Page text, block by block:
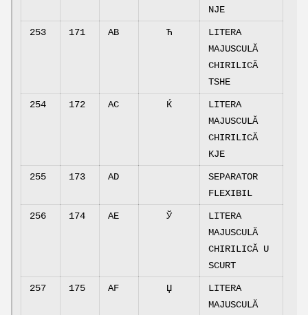
NJE
253 171 AB Ћ
LITERA
MAJUSCULĂ
CHIRILICĂ
TSHE
254 172 AC Ќ
LITERA
MAJUSCULĂ
CHIRILICĂ
KJE
255 173 AD
SEPARATOR
FLEXIBIL
256 174 AE Ў
LITERA
MAJUSCULĂ
CHIRILICĂ U
SCURT
257 175 AF Џ
LITERA
MAJUSCULĂ